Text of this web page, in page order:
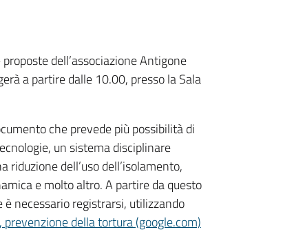
dell’associazione Antigone
a partire dalle 10.00, presso la Sala
che prevede più possibilità di
un sistema disciplinare
dell’uso dell’isolamento,
e molto altro. A partire da questo
necessario registrarsi, utilizzando
della tortura (google.com)